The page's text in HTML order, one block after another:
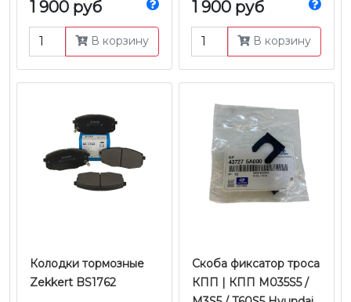
1 900 руб
В корзину
1 900 руб
В корзину
Колодки тормозные
Zekkert BS1762
Скоба фиксатор троса
КПП | КПП M035S5 /